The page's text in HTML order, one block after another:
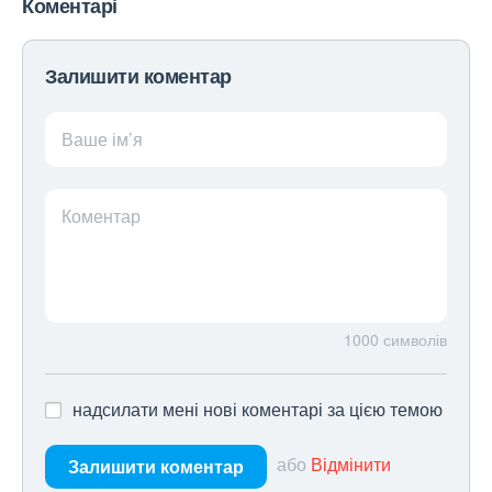
Залишити коментар
Ваше ім’я
Коментар
1000 символів
надсилати мені нові коментарі за цією темою
Залишити коментар або Відмінити